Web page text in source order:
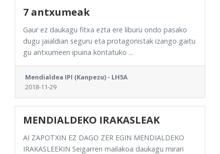
7 antxumeak
Gaur ez daukagu fitxa ezta ere liburu ondo pasako
dugu jaialdian seguru eta protagonistak izango gaitu
gu antxumeen ipuina kontatuko ...
Mendialdea IPI (Kanpezu) - LH5A
2018-11-29
MENDIALDEKO IRAKASLEAK
AI ZAPOTXIN EZ DAGO ZER EGIN MENDIALDEKO
IRAKASLEEKIN Seigarren mailakoa daukagu mirari